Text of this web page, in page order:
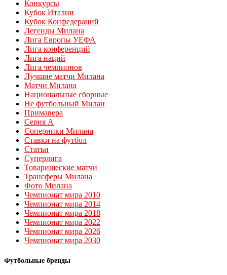
Конкурсы
Кубок Италии
Кубок Конфедераций
Легенды Милана
Лига Европы УЕФА
Лига конференций
Лига наций
Лига чемпионов
Лучшие матчи Милана
Матчи Милана
Национальные сборные
Не футбольный Милан
Примавера
Серия А
Соперники Милана
Ставки на футбол
Статьи
Суперлига
Товарищеские матчи
Трансферы Милана
Фото Милана
Чемпионат мира 2010
Чемпионат мира 2014
Чемпионат мира 2018
Чемпионат мира 2022
Чемпионат мира 2026
Чемпионат мира 2030
Футбольные бренды